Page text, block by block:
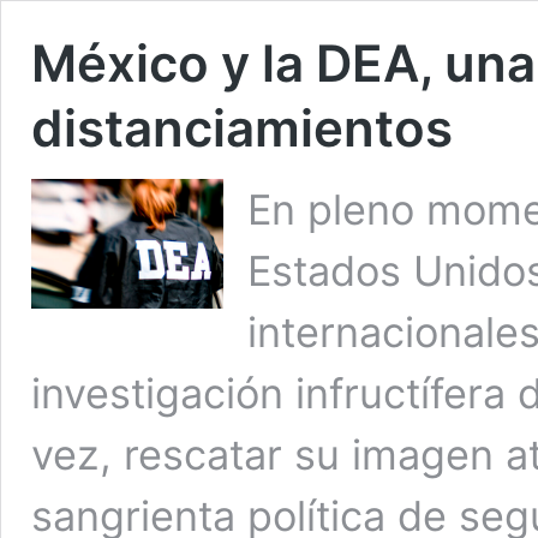
México y la DEA,
distanciamientos
En pleno
Estados
investigación infructífera
vez, rescatar su imagen
sangrienta política de